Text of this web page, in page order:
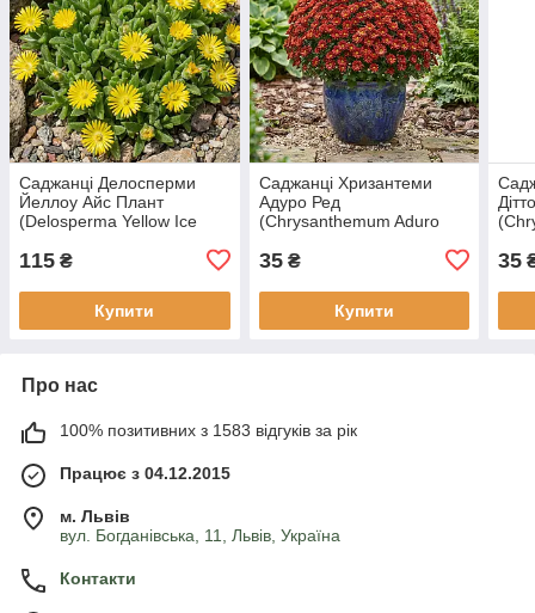
Саджанці Делосперми
Йеллоу Айс Плант
(Delosperma Yellow Ice
115 ₴
Купити
Саджанці Хризантеми
Адуро Ред
(Chrysanthеmum Aduro
35₴
Купити
35
Про нас
100% позитивних з 1583 відгуків за рік
Працює з 04.12.2015
м. Львів
вул. Богданівська, 11, Львів, Україна
Контакти